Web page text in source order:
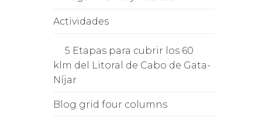
Actividades
5 Etapas para cubrir los 60
klm del Litoral de Cabo de Gata-
Níjar
Blog grid four columns